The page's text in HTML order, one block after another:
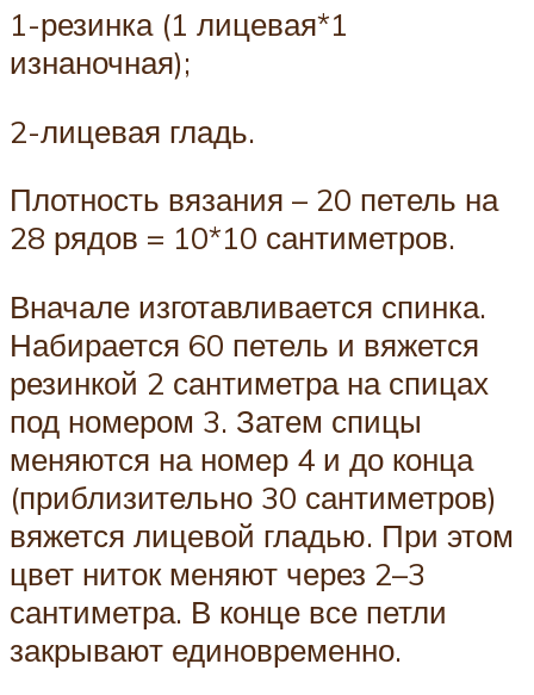
1-резинка (1 лицевая*1
изнаночная);
2-лицевая гладь.
Плотность вязания – 20 петель на
28 рядов = 10*10 сантиметров.
Вначале изготавливается спинка.
Набирается 60 петель и вяжется
резинкой 2 сантиметра на спицах
под номером 3. Затем спицы
меняются на номер 4 и до конца
(приблизительно 30 сантиметров)
вяжется лицевой гладью. При этом
цвет ниток меняют через 2–3
сантиметра. В конце все петли
закрывают единовременно.